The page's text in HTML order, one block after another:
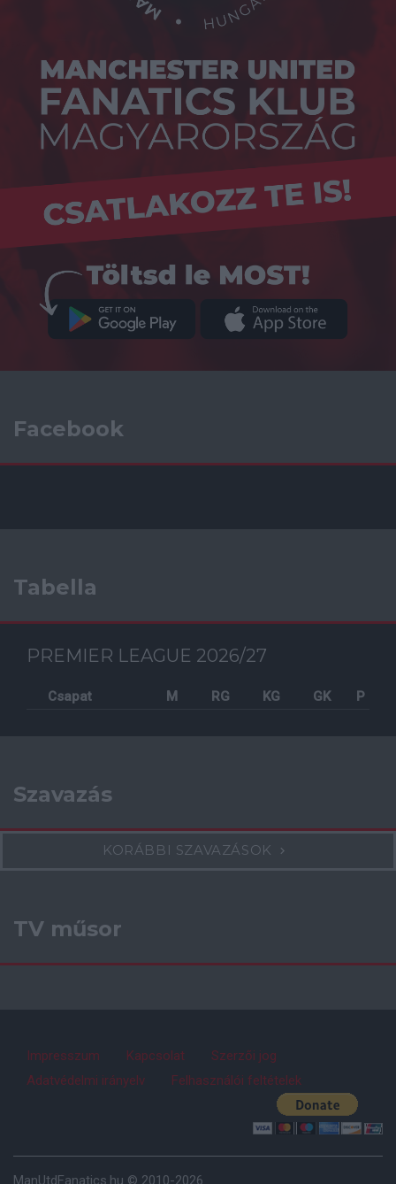
Facebook
Tabella
PREMIER LEAGUE 2026/27
Csapat M RG KG GK P
Szavazás
KORÁBBI SZAVAZÁSOK
TV műsor
Impresszum Kapcsolat
Szerzői jog
Adatvédelmi irányelv
Felhasználói feltételek
ManUtdFanatics.hu © 2010-2026